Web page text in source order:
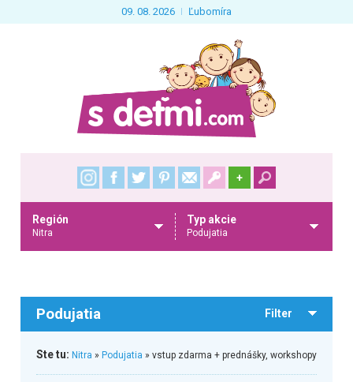
09. 08. 2026 Ľubomíra
+
Región
Nitra
Typ akcie
Podujatia
Podujatia Filter
Ste tu: Nitra » Podujatia » vstup zdarma + prednášky, workshopy